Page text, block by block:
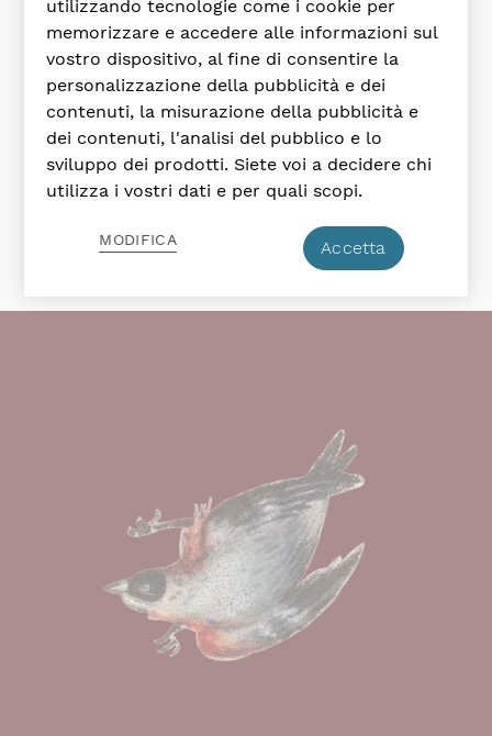
utilizzando tecnologie come i cookie per
memorizzare e accedere alle informazioni sul
vostro dispositivo, al fine di consentire la
personalizzazione della pubblicità e dei
contenuti, la misurazione della pubblicità e
dei contenuti, l'analisi del pubblico e lo
sviluppo dei prodotti. Siete voi a decidere chi
utilizza i vostri dati e per quali scopi.
MODIFICA Accetta